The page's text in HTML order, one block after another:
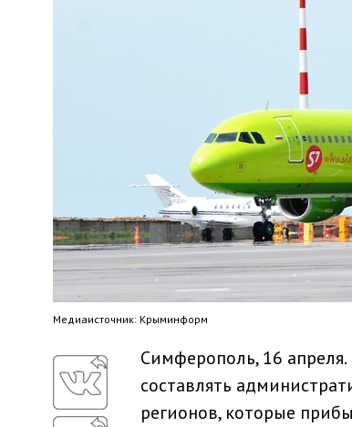
Медиaисточник: Крыминформ
Симферополь, 16
составлять
регионов, которые